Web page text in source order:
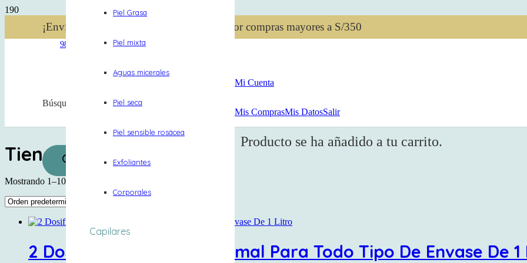
¡Envío gratis en Lima Metropolitana! 🛵 Por compras mayores a S/350
984 340 696
Búsqueda de productos
Piel Grasa
Piel mixta
Aguas micerales
Piel seca
Piel sensible rosácea
Exfoliantes
Corporales
Capilares
Mi Cuenta
Mis ComprasMis DatosSalir
Producto se ha añadido a tu carrito.
Tienda
Mostrando 1–10 de 691 resultados
2 Dosificadores Boca Normal Para Todo Tipo De Envase De